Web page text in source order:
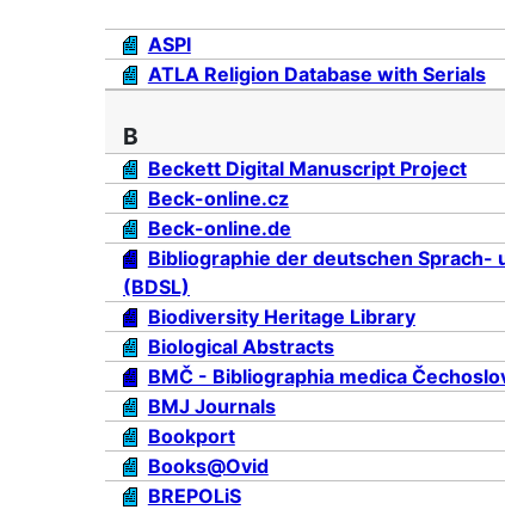
ASPI
ATLA Religion Database with Serials
B
Beckett Digital Manuscript Project
Beck-online.cz
Beck-online.de
Bibliographie der deutschen
(BDSL)
Biodiversity Heritage Library
Biological Abstracts
BMČ - Bibliographia medica
BMJ Journals
Bookport
Books@Ovid
BREPOLiS